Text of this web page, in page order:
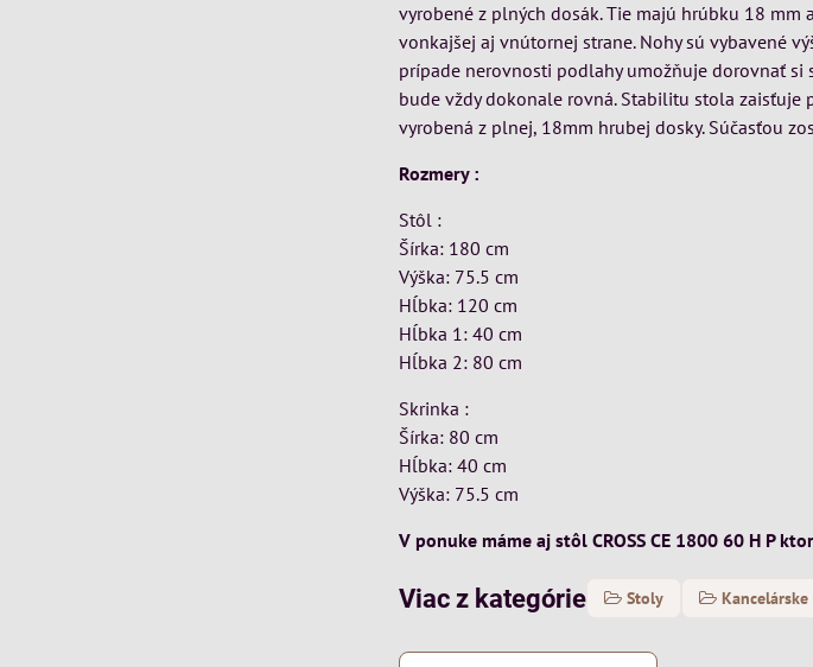
vyrobené z plných dosák. Tie majú hrúbku 18 mm
vonkajšej aj vnútornej strane. Nohy sú vybavené
prípade nerovnosti podlahy umožňuje dorovnať si
bude vždy dokonale rovná. Stabilitu stola zaisťuje
vyrobená z plnej, 18mm hrubej dosky. Súčasťou
Rozmery :
Stôl :
Šírka: 180 cm
Výška: 75.5 cm
Hĺbka: 120 cm
Hĺbka 1: 40 cm
Hĺbka 2: 80 cm
Skrinka :
Šírka: 80 cm
Hĺbka: 40 cm
Výška: 75.5 cm
V ponuke máme aj stôl CROSS CE 1800 60 H P
Viac z kategórie Stoly